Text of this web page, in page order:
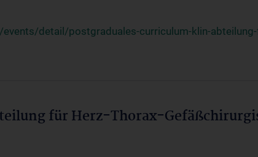
detail/postgraduales-curriculum-klin-
für Herz-Thorax-